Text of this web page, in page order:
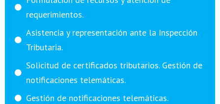
requerimientos.
Asistencia y representación ante la Inspección
Tributaria.
Solicitud de certificados tributarios. Gestión de
notificaciones telemáticas.
Gestión de notificaciones telemáticas.